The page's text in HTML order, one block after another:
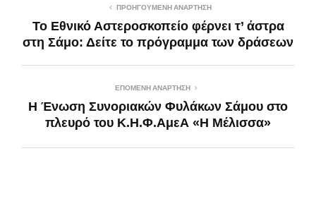
ΠΡΟΗΓΟΎΜΕΝΗ ΑΝΆΡΤΗΣΗ
Το Εθνικό Αστεροσκοπείο φέρνει τ’ άστρα
στη Σάμο: Δείτε το πρόγραμμα των δράσεων
ΕΠΌΜΕΝΗ ΑΝΆΡΤΗΣΗ
Η Ένωση Συνοριακών Φυλάκων Σάμου στο
πλευρό του Κ.Η.Φ.ΑμεΑ «Η Μέλισσα»